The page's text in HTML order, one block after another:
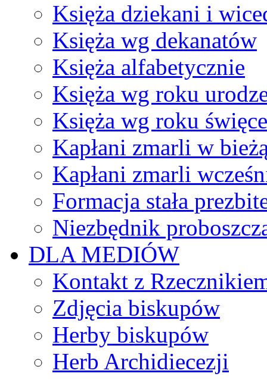
Księża dziekani i
Księża wg dekanatów
Księża alfabetycznie
Księża wg roku
Księża wg roku
Kapłani zmarli w
Kapłani zmarli
Formacja stała
Niezbędnik
DLA MEDIÓW
Kontakt z
Zdjęcia biskupów
Herby biskupów
Herb Archidiecezji